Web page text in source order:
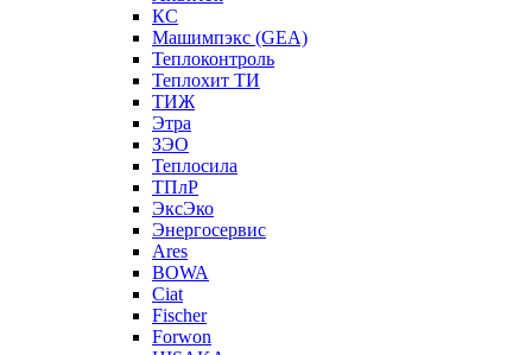
КС
Машимпэкс (GEA)
Теплоконтроль
Теплохит ТИ
ТИЖ
Этра
ЗЭО
Теплосила
ТПлР
ЭксЭко
Энергосервис
Ares
BOWA
Ciat
Fischer
Forwon